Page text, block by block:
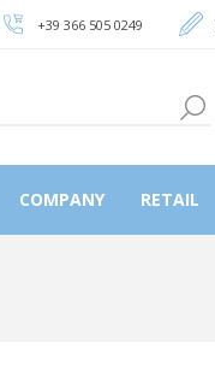
+39 366 505 0249
COMPANY RETAIL